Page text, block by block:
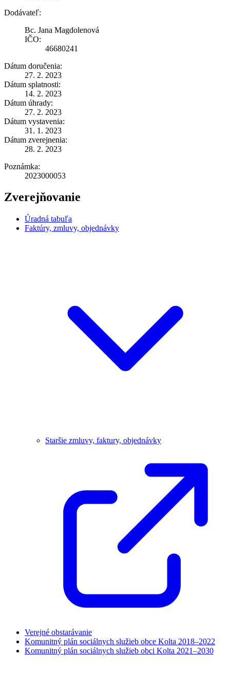
Dodávateľ:
Bc. Jana Magdolenová
IČO:
46680241
Dátum doručenia:
27. 2. 2023
Dátum splatnosti:
14. 2. 2023
Dátum úhrady:
27. 2. 2023
Dátum vystavenia:
31. 1. 2023
Dátum zverejnenia:
28. 2. 2023
Poznámka:
2023000053
Zverejňovanie
Úradná tabuľa
Faktúry, zmluvy, objednávky
Staršie zmluvy, faktury, objednávky
Verejné obstarávanie
Komunitný plán sociálnych služieb obce Kolta 2018–2022
Komunitný plán sociálnych služieb obci Kolta 2021–2030